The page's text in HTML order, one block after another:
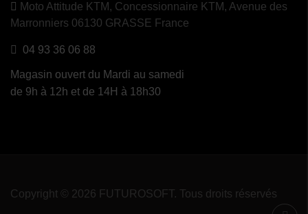
Moto Attitude KTM, Concessionnaire KTM, Avenue des
Marronniers 06130 GRASSE France
04 93 36 06 88
Magasin ouvert du Mardi au samedi
de 9h à 12h et de 14H à 18h30
Copyright © 2026 FUTUROSOFT. Tous droits réservés